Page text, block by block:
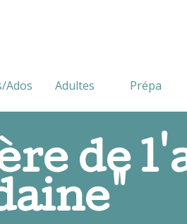
Ados Adultes Prépa
de